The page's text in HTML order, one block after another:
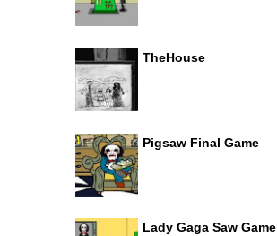
TheHouse
Pigsaw Final Game
Lady Gaga Saw Game